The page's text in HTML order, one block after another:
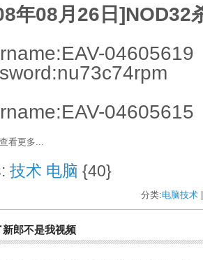
年08月26日]NOD32
04605619
04605615
查看更多...
技术 电脑 {40}
分类:电脑技术
郎不是我视频